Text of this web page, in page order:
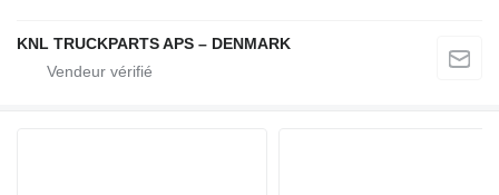
KNL TRUCKPARTS APS – DENMARK